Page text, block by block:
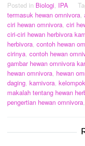
Posted in Biologi, IPA
termasuk hewan omnivora,
ciri hewan omnivora, ciri
ciri-ciri hewan herbivora
herbivora, contoh hewan
cirinya, contoh hewan
gambar hewan omnivora
hewan omnivora, hewan
daging, karnivora,
makalah tentang hewan
pengertian hewan omnivora,